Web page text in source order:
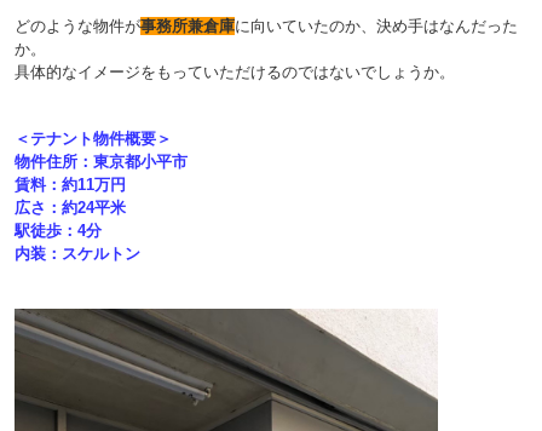
どのような物件が事務所兼倉庫に向いていたのか、決め手はなんだった
か。
具体的なイメージをもっていただけるのではないでしょうか。
＜テナント物件概要＞
物件住所：東京都小平市
賃料：約11万円
広さ：約24平米
駅徒歩：4分
内装：スケルトン